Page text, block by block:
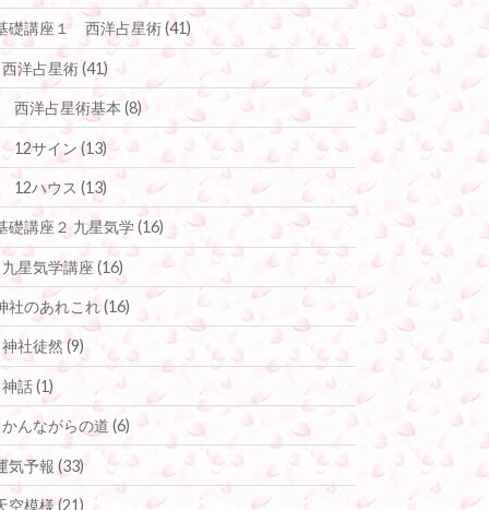
礎講座１ 西洋占星術(41)
西洋占星術(41)
西洋占星術基本(8)
12サイン(13)
12ハウス(13)
礎講座２ 九星気学(16)
九星気学講座 (16)
社のあれこれ(16)
神社徒然(9)
神話(1)
かんながらの道 (6)
気予報(33)
空模様(21)